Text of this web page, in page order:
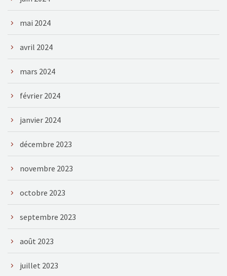
mai 2024
avril 2024
mars 2024
février 2024
janvier 2024
décembre 2023
novembre 2023
octobre 2023
septembre 2023
août 2023
juillet 2023